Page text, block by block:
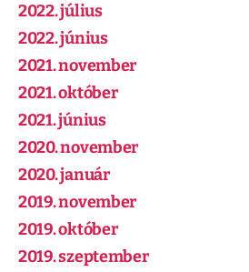
2022. július
2022. június
2021. november
2021. október
2021. június
2020. november
2020. január
2019. november
2019. október
2019. szeptember